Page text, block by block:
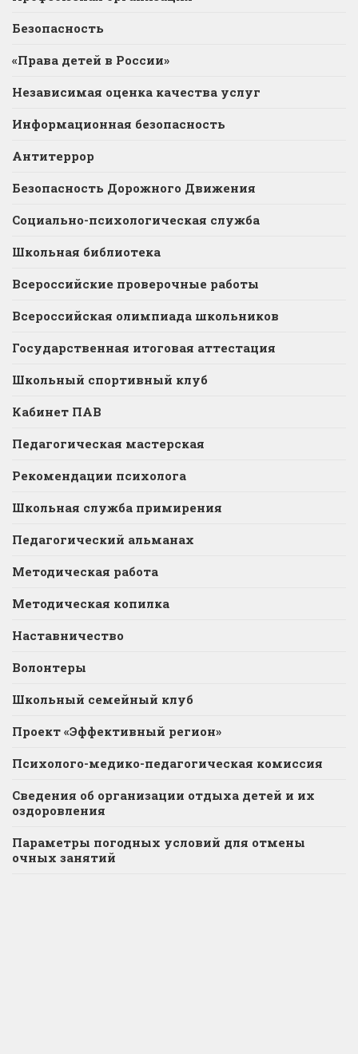
Безопасность
«Права детей в России»
Независимая оценка качества услуг
Информационная безопасность
Антитеррор
Безопасность Дорожного Движения
Социально-психологическая служба
Школьная библиотека
Всероссийские проверочные работы
Всероссийская олимпиада школьников
Государственная итоговая аттестация
Школьный спортивный клуб
Кабинет ПАВ
Педагогическая мастерская
Рекомендации психолога
Школьная служба примирения
Педагогический альманах
Методическая работа
Методическая копилка
Наставничество
Волонтеры
Школьный семейный клуб
Проект «Эффективный регион»
Психолого-медико-педагогическая комиссия
Сведения об организации отдыха детей и их
оздоровления
Параметры погодных условий для отмены
очных занятий